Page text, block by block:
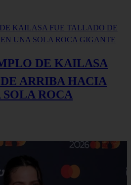
DE KAILASA
ARRIBA HACIA
ROCA